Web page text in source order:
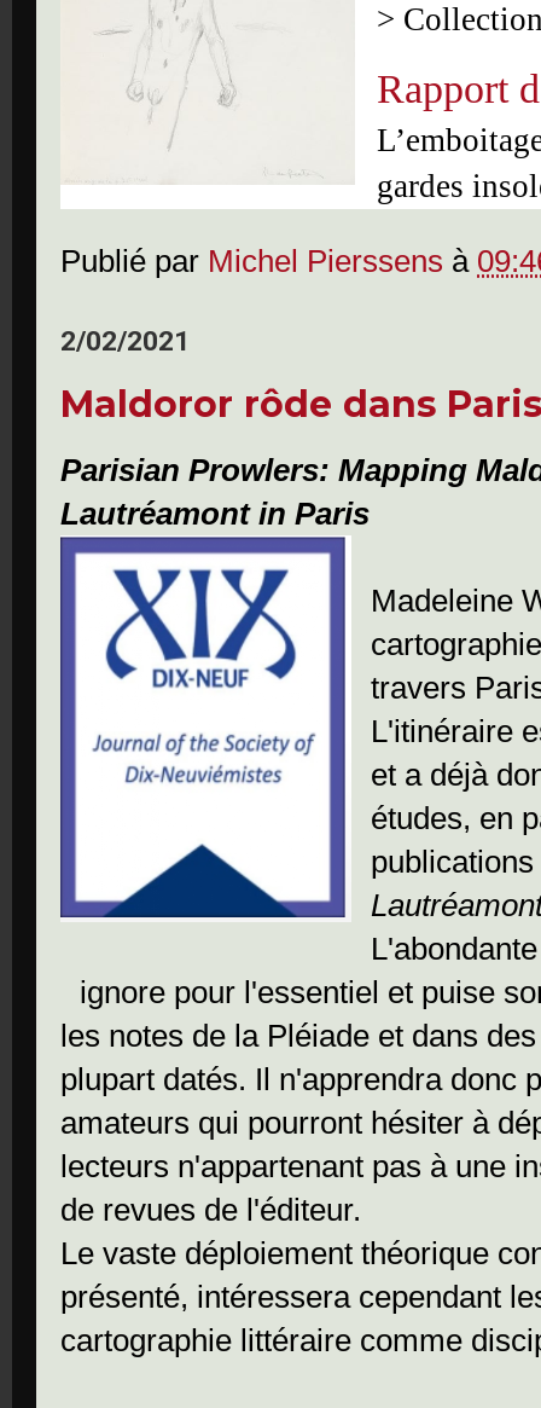
>
Rapport
gardes
Publié par Michel Pierssens à
2/02/2021
Maldoror rôde dans Paris
Parisian Prowlers: Mapping
Lautréamont in Paris
Madeleine
travers
L'itinéraire
et a déjà
études, en
ignore pour l'essentiel et puise
les notes de la Pléiade et dans
plupart datés. Il n'apprendra donc
amateurs qui pourront hésiter à
lecteurs n'appartenant pas à une
de revues de l'éditeur.
Le vaste déploiement théorique
présenté, intéressera cependant
cartographie littéraire comme